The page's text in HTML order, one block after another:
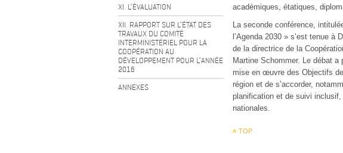
XI. L’ÉVALUATION
XII. RAPPORT SUR L’ÉTAT DES
TRAVAUX DU COMITÉ
INTERMINISTÉRIEL POUR LA
COOPÉRATION AU
DÉVELOPPEMENT POUR L’ANNÉE
2016
ANNEXES
académiques, étatiques,
La seconde conférence,
l’Agenda 2030 » s’est tenue à
de la directrice de la
Martine Schommer. Le débat
mise en œuvre des Objectifs
région et de s’accorder,
planification et de suivi
nationales.
TOP